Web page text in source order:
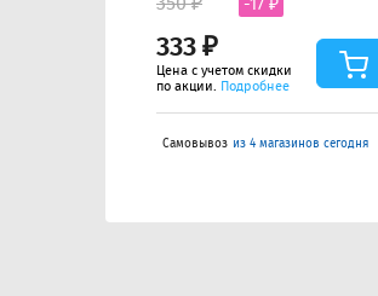
333 ₽
-17 ₽
Цена с учетом скидки
по акции. Подробнее
Самовывоз из 4 магазинов сегодня